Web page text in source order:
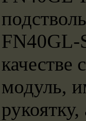
FN40GL-
качестве
модуль,